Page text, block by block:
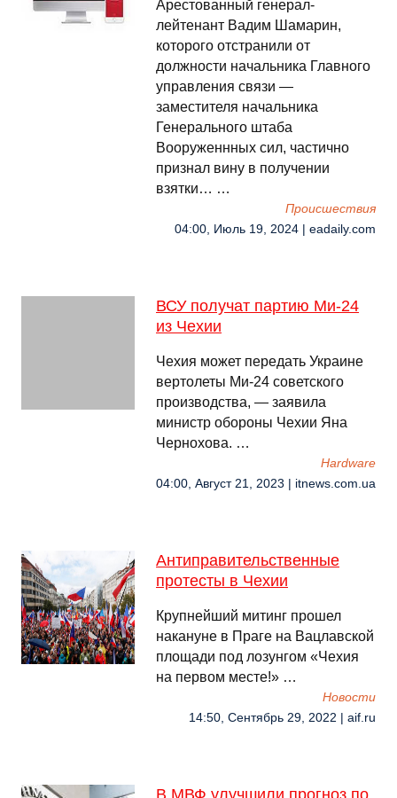
Арестованный генерал-
лейтенант Вадим Шамарин,
которого отстранили от
должности начальника Главного
управления связи —
заместителя начальника
Генерального штаба
Вооруженнных сил, частично
признал вину в получении
взятки… …
Происшествия
04:00, Июль 19, 2024 | eadaily.com
ВСУ получат партию Ми-24
из Чехии
Чехия может передать Украине
вертолеты Ми-24 советского
производства, — заявила
министр обороны Чехии Яна
Чернохова. …
Hardware
04:00, Август 21, 2023 | itnews.com.ua
Антиправительственные
протесты в Чехии
Крупнейший митинг прошел
накануне в Праге на Вацлавской
площади под лозунгом «Чехия
на первом месте!» …
Новости
14:50, Сентябрь 29, 2022 | aif.ru
В МВФ улучшили прогноз по